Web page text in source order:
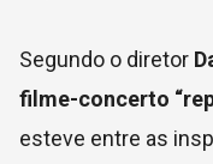
Segundo o diretor
filme-concerto
esteve entre as